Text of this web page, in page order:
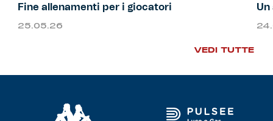
Fine allenamenti per i giocatori
25.05.26
Un
VEDI TUTTE